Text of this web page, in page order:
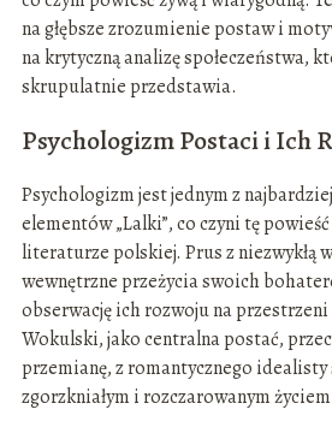
na głębsze zrozumienie postaw i
na krytyczną analizę społeczeństwa,
skrupulatnie przedstawia.
Psychologizm Postaci i Ich
Psychologizm jest jednym z
elementów „Lalki”, co czyni tę
literaturze polskiej. Prus z niezwykłą
wewnętrzne przeżycia swoich
obserwację ich rozwoju na
Wokulski, jako centralna postać,
przemianę, z romantycznego idealisty
zgorzkniałym i rozczarowanym